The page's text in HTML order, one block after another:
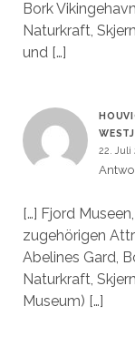
Bork
Naturkraft,
und […]
22. Juli
[…] Fjord
zugehörigen
Abelines Gard,
Naturkraft,
Museum) […]